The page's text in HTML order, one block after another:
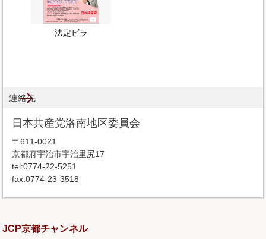
法定ビラ
連絡先
日本共産党洛南地区委員会
〒611-0021
京都府宇治市宇治里尻17
tel:0774-22-5251
fax:0774-23-3518
JCP京都チャンネル